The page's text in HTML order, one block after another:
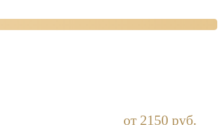
от 2150 руб.